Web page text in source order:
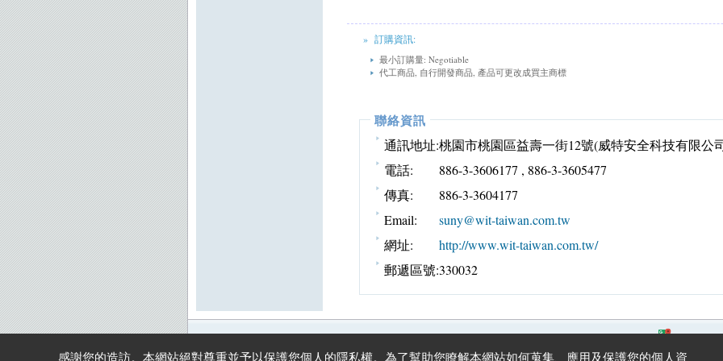
感謝您的造訪。本網站絕對尊重並予以保護您個人的隱私權。為了幫助您瞭解本網站如何蒐集、應用及保護您的個人資
» 訂購資訊:
最小訂購量: Negotiable
代工商品, 自行開發商品, 產品可更改成買主商標
聯絡資訊
通訊地址:桃園市桃園區益壽一街12號(威特安全科技有限公
電話:
886-3-3606177 , 886-3-3605477
傳真:
886-3-3604177
Email:
suny@wit-taiwan.com.tw
網址:
http://www.wit-taiwan.com.tw/
郵遞區號:330032
電話: 886-3-3606177 , 886-3-3605477 傳真: 886-3-3604177